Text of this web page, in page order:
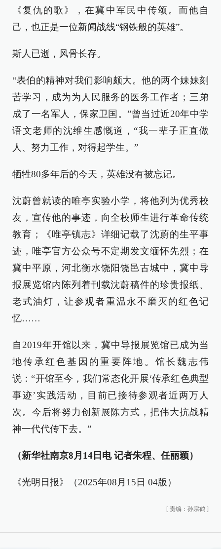
《复仇的歌》，在冀中军民中传颂。而他自
己，也正是一位新闻战线“钢铁般的英雄”。
斯人已逝，风骨长存。
“表伯的精神对我们影响颇大。他的两个妹妹刻
苦学习，成为为人民服务的医务工作者；三弟
成了一名军人，保家卫国。”曾当过近20年中学
语文老师的沈维生感慨道，“我一辈子正直做
人、努力工作，对得起学生。”
牺牲80多年后的今天，英雄没有被忘记。
沈蔚曾就读的唯亭实验小学，将他列为优秀校
友，宣传他的事迹，向全校师生进行革命传统
教育；《唯亭镇志》详细记载了沈蔚的生平事
迹，唯亭官方公众号不定期发文缅怀先烈；在
冀中平原，河北衡水饶阳饶邑古城中，冀中导
报展览馆内陈列着刊载沈蔚稿件的珍贵报纸、
老式油灯，让参观者重温永不磨灭的红色记
忆……
自2019年开馆以来，冀中导报展览馆已成为当
地传承红色基因的重要阵地。馆长魏志伟
说：“开馆至今，我们常态化开展‘传承红色典型
事迹’实践活动，目前已接待参观者近两万人
次。今后将努力创新展陈方式，把伟大抗战精
神一代代传下去。”
（新华社南京8月14日电 记者朱程、任丽颖）
《光明日报》（2025年08月15日 04版）
[ 责编：孙宗鹤 ]